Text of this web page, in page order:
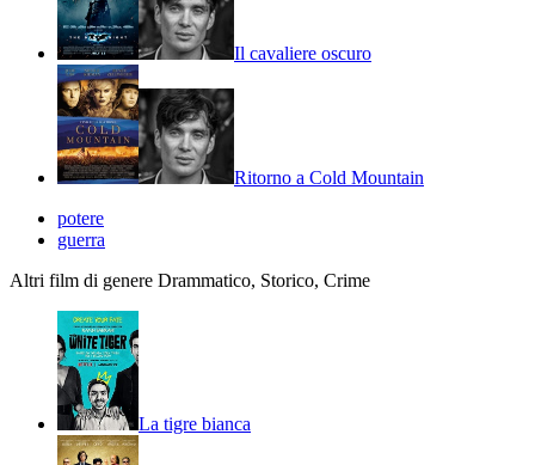
Il cavaliere oscuro
Ritorno a Cold Mountain
potere
guerra
Altri film di genere Drammatico, Storico, Crime
La tigre bianca